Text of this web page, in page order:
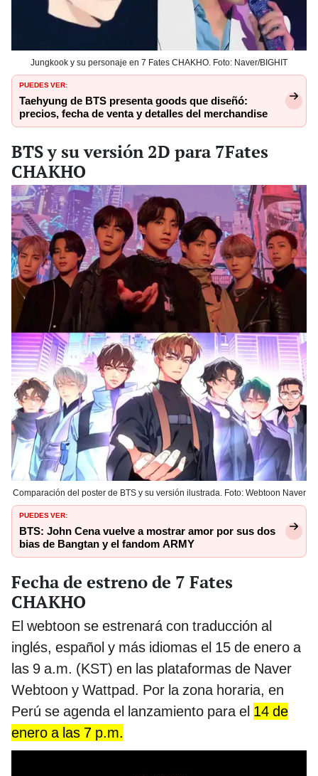
Jungkook y su personaje en 7 Fates CHAKHO. Foto: Naver/BIGHIT
PUEDES VER:
Taehyung de BTS presenta goods que diseñó:
precios, fecha de venta y detalles del merchandise
BTS y su versión 2D para 7Fates
CHAKHO
Comparación del poster de BTS y su versión ilustrada. Foto: Webtoon Naver
PUEDES VER:
BTS: John Cena vuelve a mostrar amor por sus dos
bias de Bangtan y el fandom ARMY
Fecha de estreno de 7 Fates
CHAKHO
El webtoon se estrenará con traducción al
inglés, español y más idiomas el 15 de enero a
las 9 a.m. (KST) en las plataformas de Naver
Webtoon y Wattpad. Por la zona horaria, en
Perú se agenda el lanzamiento para el 14 de
enero a las 7 p.m.